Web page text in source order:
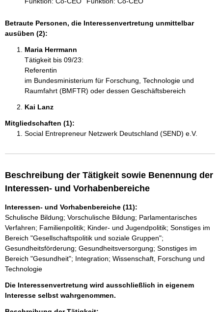
Betraute Personen, die Interessenvertretung unmittelbar
ausüben (2):
Maria Herrmann
Tätigkeit bis 09/23:
Referentin
im Bundesministerium für Forschung, Technologie und
Raumfahrt (BMFTR) oder dessen Geschäftsbereich
Kai Lanz
Mitgliedschaften (1):
Social Entrepreneur Netzwerk Deutschland (SEND) e.V.
Beschreibung der Tätigkeit sowie Benennung der
Interessen- und Vorhabenbereiche
Interessen- und Vorhabenbereiche (11):
Schulische Bildung; Vorschulische Bildung; Parlamentarisches
Verfahren; Familienpolitik; Kinder- und Jugendpolitik; Sonstiges im
Bereich "Gesellschaftspolitik und soziale Gruppen";
Gesundheitsförderung; Gesundheitsversorgung; Sonstiges im
Bereich "Gesundheit"; Integration; Wissenschaft, Forschung und
Technologie
Die Interessenvertretung wird ausschließlich in eigenem
Interesse selbst wahrgenommen.